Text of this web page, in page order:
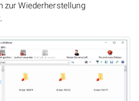
zur Wiederherstellung